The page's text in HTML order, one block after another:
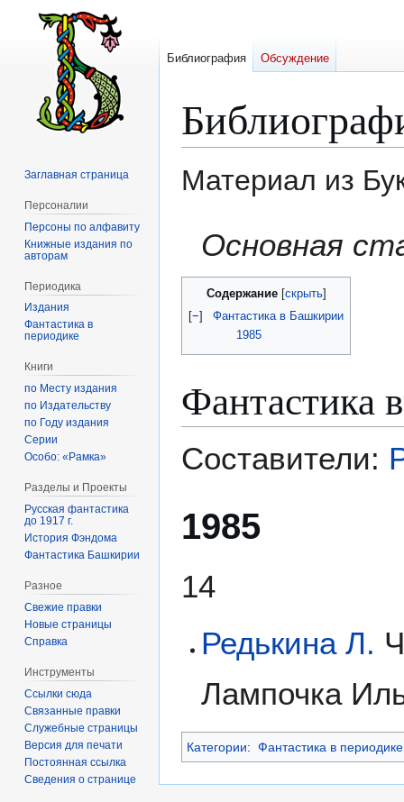
Материал из
Основная
Содержание
[−]
Фантастика в Башкирии
1985
Фантастика
Составители:
1985
14
Редькина Л.
Лампочка
Категории: Фантастика в периодике
Библиография Обсуждение
Заглавная страница
Персоналии
Персоны по алфавиту
Книжные издания по
авторам
Периодика
Издания
Фантастика в
периодике
Книги
по Месту издания
по Издательству
по Году издания
Серии
Особо: «Рамка»
Разделы и Проекты
Русская фантастика
до 1917 г.
История Фэндома
Фантастика Башкирии
Разное
Свежие правки
Новые страницы
Справка
Инструменты
Ссылки сюда
Связанные правки
Служебные страницы
Версия для печати
Постоянная ссылка
Сведения о странице